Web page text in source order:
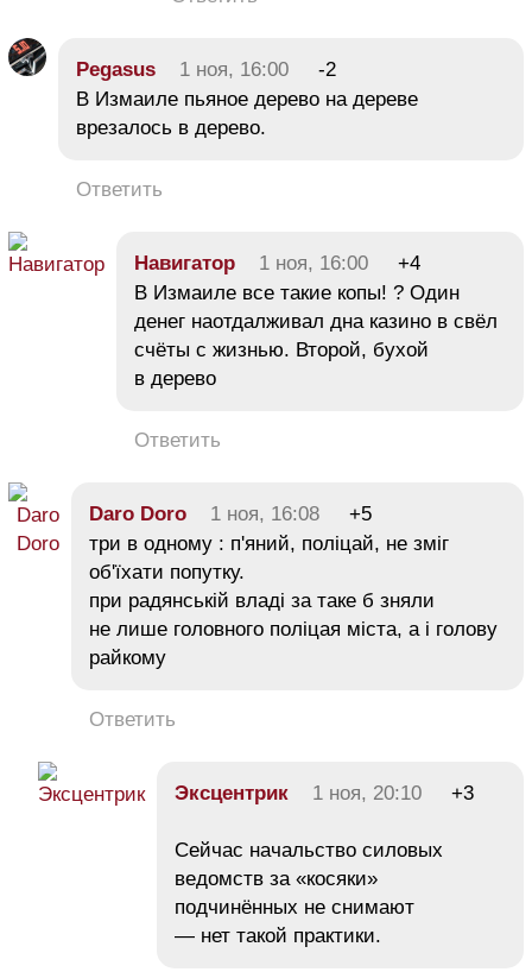
Pegasus 1 ноя, 16:00
-2
В Измаиле пьяное дерево на дереве
врезалось в дерево.
Ответить
Навигатор 1 ноя, 16:00
+4
В Измаиле все такие копы! ? Один
денег наотдалживал дна казино в свёл
счёты с жизнью. Второй, бухой
в дерево
Ответить
Daro Doro 1 ноя, 16:08
+5
три в одному : п'яний, поліцай, не зміг
об'їхати попутку.
при радянській владі за таке б зняли
не лише головного поліцая міста, а і голову
райкому
Ответить
Эксцентрик 1 ноя, 20:10 +3
Сейчас начальство силовых
ведомств за «косяки»
подчинённых не снимают
— нет такой практики.